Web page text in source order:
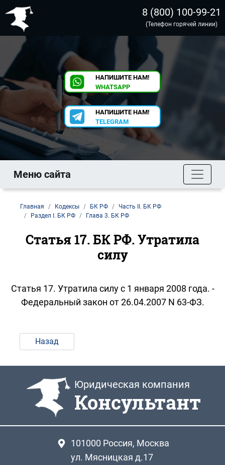
8 (800) 100-99-21
(Телефон горячей линии)
НАПИШИТЕ НАМ!
WHATSAPP
НАПИШИТЕ НАМ!
TELEGRAM
Меню сайта
Главная Кодексы БК РФ
Часть II. БК РФ
Раздел I. БК РФ
Глава 3. БК РФ
Статья 17. БК РФ. Утратила
силу
Статья 17. Утратила силу с 1 января 2008 года. -
Федеральный закон от 26.04.2007 N 63-ФЗ.
Назад
Юридическая компания
Консультант
101000 Россия, Москва
ул. Мясницкая д.17